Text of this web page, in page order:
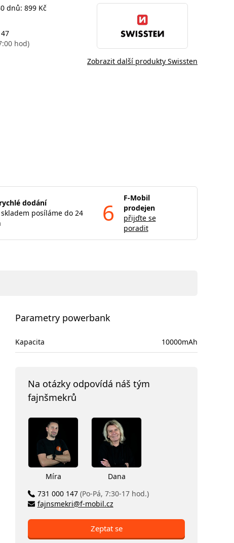
dnů: 899 Kč
hod)
Zobrazit další produkty Swissten
dodání
posíláme do 24
6
F-Mobil
prodejen
přijďte se
poradit
Parametry powerbank
Kapacita 10000mAh
Na otázky odpovídá náš tým
fajnšmekrů
Míra
Dana
731 000 147 (Po-Pá, 7:30-17 hod.)
fajnsmekri@f-mobil.cz
Zeptat se